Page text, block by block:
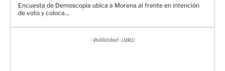
Encuesta de Demoscopia ubica a Morena al frente en intención
de voto y coloca...
- Publicidad - (MR1)